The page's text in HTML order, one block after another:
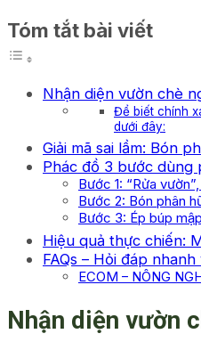
Tóm tắt bài viết
Nhận diện vườn chè
Để biết chính
dưới đây:
Giải mã sai lầm: Bón
Phác đồ 3 bước dùng
Bước 1: “Rửa
Bước 2: Bón phân
Bước 3: Ép búp
Hiệu quả thực chiến:
FAQs – Hỏi đáp
ECOM – NÔNG
Nhận diện vườn